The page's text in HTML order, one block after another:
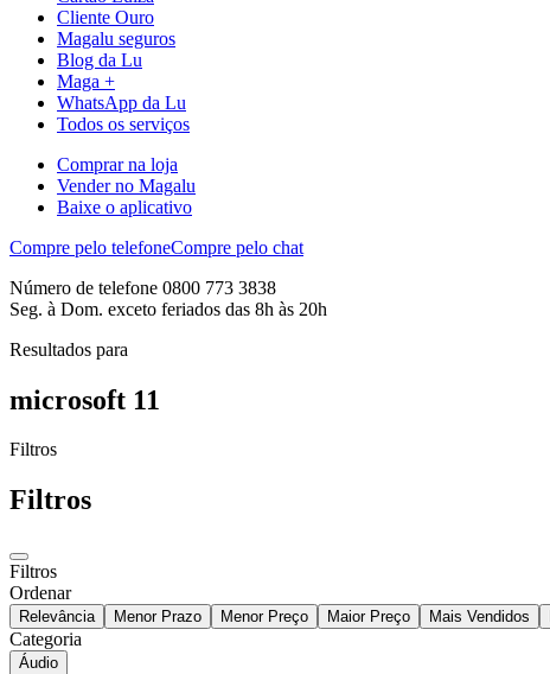
Cliente Ouro
Magalu seguros
Blog da Lu
Maga +
WhatsApp da Lu
Todos os serviços
Comprar na loja
Vender no Magalu
Baixe o aplicativo
Compre pelo telefoneCompre pelo chat
Número de telefone 0800 773 3838
Seg. à Dom. exceto feriados das 8h às 20h
Resultados para
microsoft 11
Filtros
Filtros
Filtros
Ordenar
Relevância Menor Prazo Menor Preço Maior Preço Mais Vendidos
Categoria
Áudio